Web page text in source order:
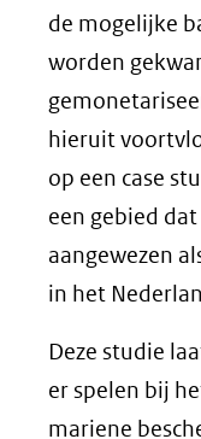
de mogelijke
worden
hieruit
op een case
een gebied
aangewezen
in het
Deze studie
er spelen bij
mariene